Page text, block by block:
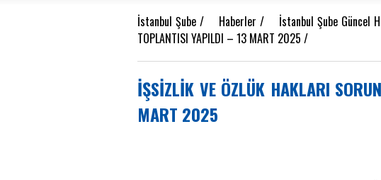
İstanbul Şube/ Haberler/ İstanbul Şube Güncel
TOPLANTISI YAPILDI – 13 MART 2025 /
İŞSİZLİK VE ÖZLÜK HAKLARI
MART 2025